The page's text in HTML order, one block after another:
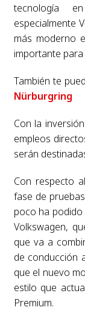
tecnología
especialmente
más moderno
importante
También te
Nürburgring
Con la
empleos
serán
Con respecto
fase de
poco ha
Volkswagen,
que va a
de conducción
que el nuevo
estilo que
Premium.